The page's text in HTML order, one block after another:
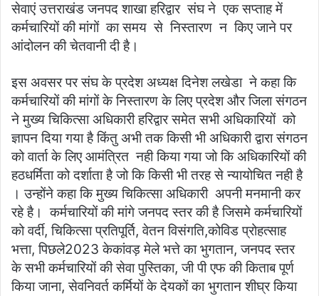
सेवाएं उत्तराखंड जनपद शाखा हरिद्वार संघ ने एक सप्ताह में
कर्मचारियों की मांगों का समय से निस्तारण न किए जाने पर
आंदोलन की चेतवानी दी है।
इस अवसर पर संघ के प्रदेश अध्यक्ष दिनेश लखेडा ने कहा कि
कर्मचारियों की मांगों के निस्तारण के लिए प्रदेश और जिला संगठन
ने मुख्य चिकित्सा अधिकारी हरिद्वार समेत सभी अधिकारियों को
ज्ञापन दिया गया है किंतु अभी तक किसी भी अधिकारी द्वारा संगठन
को वार्ता के लिए आमंत्रित नही किया गया जो कि अधिकारियों की
हठधर्मिता को दर्शाता है जो कि किसी भी तरह से न्यायोचित नही है
। उन्होंने कहा कि मुख्य चिकित्सा अधिकारी अपनी मनमानी कर
रहे है। कर्मचारियों की मांगे जनपद स्तर की है जिसमे कर्मचारियों
को वर्दी, चिकित्सा प्रतिपूर्ति, वेतन विसंगति,कोविड प्रोहत्साह
भत्ता, पिछले2023 केकांवड़ मेले भत्ते का भुगतान, जनपद स्तर
के सभी कर्मचारियों की सेवा पुस्तिका, जी पी एफ की किताब पूर्ण
किया जाना, सेवनिवर्त कर्मियों के देयकों का भुगतान शीघ्र किया